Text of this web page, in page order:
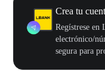
Crea tu
Regístrese en
electrónico/
segura para